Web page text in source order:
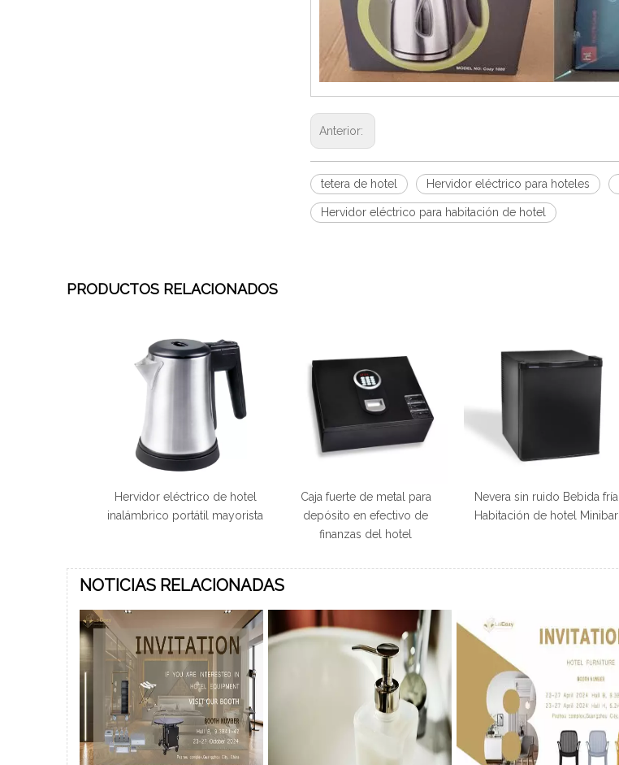
Anterior:
tetera de hotel Hervidor eléctrico para hoteles
Hervidor eléctrico para habitación de hotel
PRODUCTOS RELACIONADOS
Hervidor eléctrico de hotel
inalámbrico portátil mayorista
Caja fuerte de metal para
depósito en efectivo de
finanzas del hotel
Nevera sin ruido Bebida fría
Habitación de hotel Minibar
NOTICIAS RELACIONADAS